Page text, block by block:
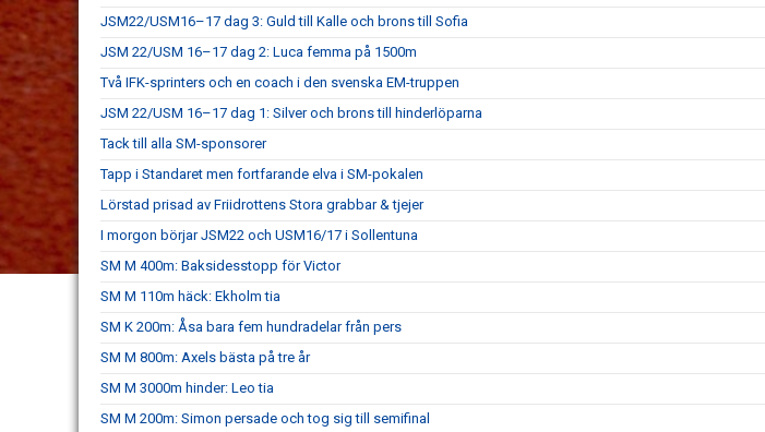
JSM22/USM16–17 dag 3: Guld till Kalle och brons till Sofia
JSM 22/USM 16–17 dag 2: Luca femma på 1500m
Två IFK-sprinters och en coach i den svenska EM-truppen
JSM 22/USM 16–17 dag 1: Silver och brons till hinderlöparna
Tack till alla SM-sponsorer
Tapp i Standaret men fortfarande elva i SM-pokalen
Lörstad prisad av Friidrottens Stora grabbar & tjejer
I morgon börjar JSM22 och USM16/17 i Sollentuna
SM M 400m: Baksidesstopp för Victor
SM M 110m häck: Ekholm tia
SM K 200m: Åsa bara fem hundradelar från pers
SM M 800m: Axels bästa på tre år
SM M 3000m hinder: Leo tia
SM M 200m: Simon persade och tog sig till semifinal